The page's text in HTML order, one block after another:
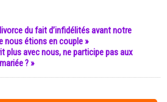
du fait d’infidélités avant notre
nous étions en couple »
plus avec nous, ne participe pas aux
? »